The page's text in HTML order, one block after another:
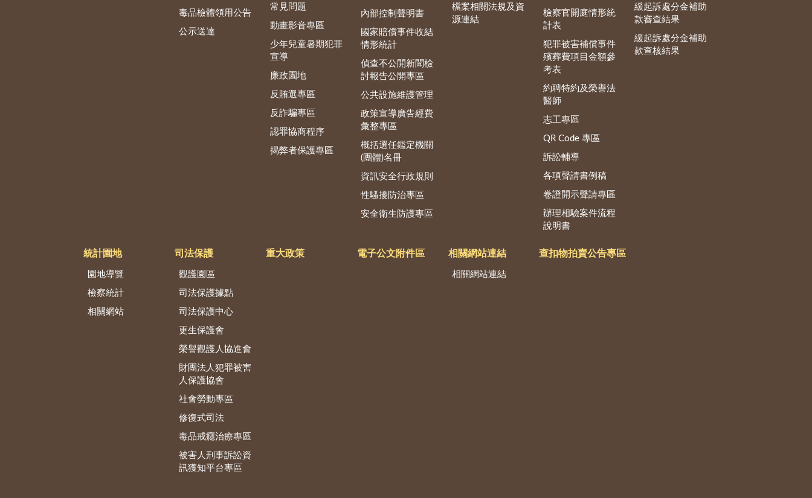
毒品檢體領用公告
公示送達
常見問題
動畫影音專區
少年兒童暑期犯罪
宣導
廉政園地
反賄選專區
反詐騙專區
認罪協商程序
揭弊者保護專區
內部控制聲明書
國家賠償事件收結
情形統計
偵查不公開新聞檢
討報告公開專區
公共設施維護管理
政策宣導廣告經費
彙整專區
概括選任鑑定機關
(團體)名冊
資訊安全行政規則
性騷擾防治專區
安全衛生防護專區
檔案相關法規及資
源連結
檢察官開庭情形統
計表
犯罪被害補償事件
殯葬費項目金額參
考表
約聘特約及榮譽法
醫師
志工專區
QR Code 專區
訴訟輔導
各項聲請書例稿
卷證開示聲請專區
辦理相驗案件流程
說明書
緩起訴處分金補助
款審查結果
緩起訴處分金補助
款查核結果
統計園地
園地導覽
檢察統計
相關網站
司法保護
觀護園區
司法保護據點
司法保護中心
更生保護會
榮譽觀護人協進會
財團法人犯罪被害
人保護協會
社會勞動專區
修復式司法
毒品戒癮治療專區
被害人刑事訴訟資
訊獲知平台專區
重大政策 電子公文附件區 相關網站連結
相關網站連結
查扣物拍賣公告專區